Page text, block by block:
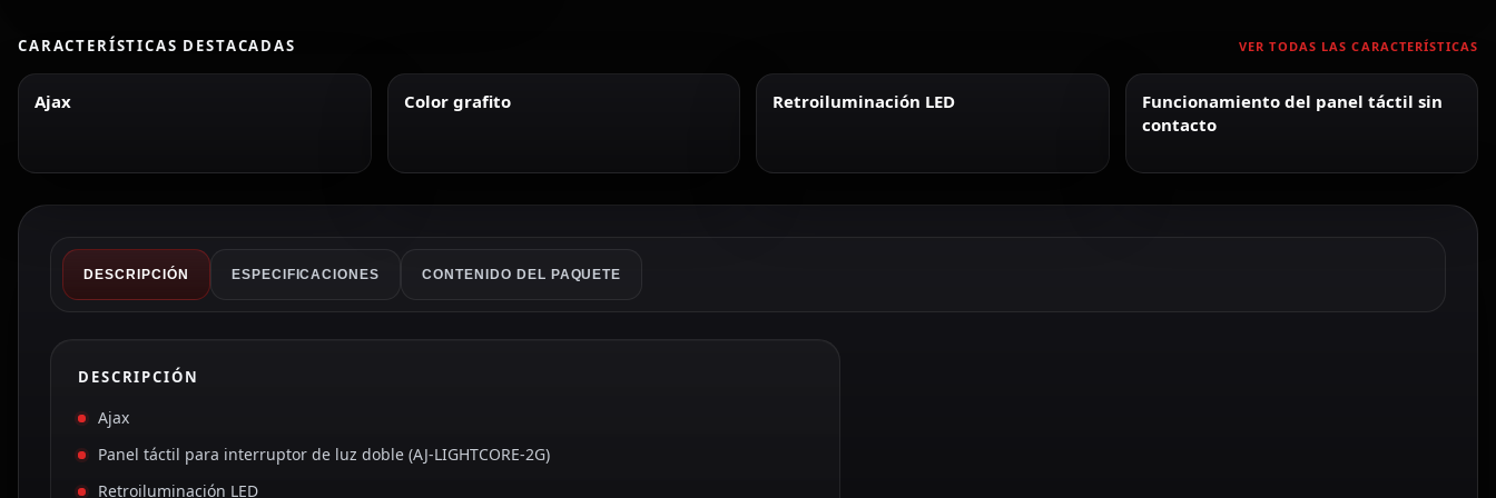
CARACTERÍSTICAS DESTACADAS VER TODAS LAS CARACTERÍSTICAS
Ajax Color grafito Retroiluminación LED
Funcionamiento del panel táctil sin
contacto
DESCRIPCIÓN ESPECIFICACIONES CONTENIDO DEL PAQUETE
DESCRIPCIÓN
Ajax
Panel táctil para interruptor de luz doble (AJ-LIGHTCORE-2G)
Retroiluminación LED